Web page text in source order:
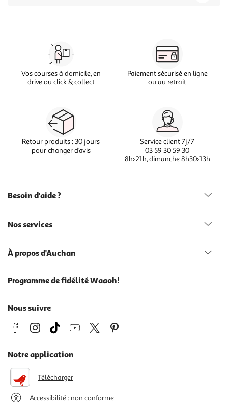
Vos courses à domicile, en
drive ou click & collect
Paiement sécurisé en ligne
ou au retrait
Retour produits : 30 jours
pour changer d’avis
Service client 7j/7
03 59 30 59 30
8h>21h, dimanche 8h30>13h
Besoin d'aide ?
Nos services
À propos d'Auchan
Programme de fidélité Waaoh!
Nous suivre
Notre application
Télécharger
Accessibilité : non conforme